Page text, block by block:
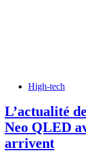
High-tech
L’actualité
Neo QLED
arrivent